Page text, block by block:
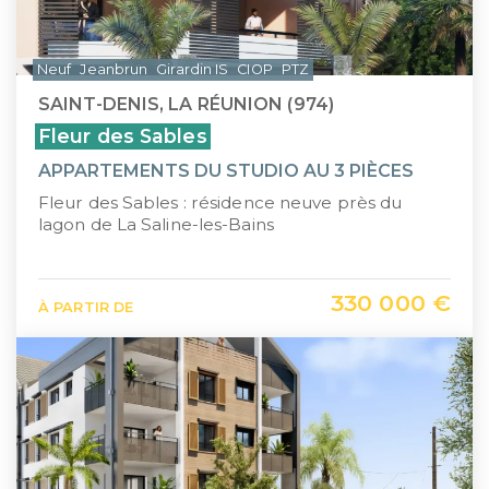
SAINT-DENIS, LA RÉUNION (974)
Fleur des Sables
APPARTEMENTS DU STUDIO AU 3 PIÈCES
Fleur des Sables : résidence neuve près du
lagon de La Saline-les-Bains
À PARTIR DE 330 000 €
Neuf Jeanbrun Girardin IS CIOP PTZ